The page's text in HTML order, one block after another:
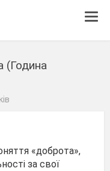
(Година
«доброта»,
за свої